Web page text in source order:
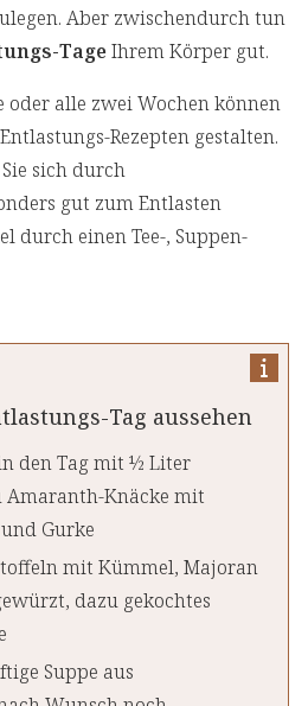
Aber zwischendurch tun
TageIhrem Körper gut.
oder alle zwei Wochen können
Rezepten gestalten.
sich durch
gut zum Entlasten
durch einen Tee-, Suppen-
Tag aussehen
den Tag mit ½ Liter
Amaranth-Knäcke mit
Gurke
mit Kümmel, Majoran
dazu gekochtes
Suppe aus